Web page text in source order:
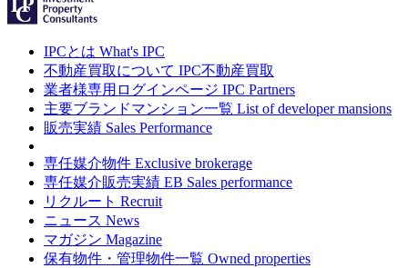
IPCとは What's IPC
不動産買取について IPC不動産買取
業者様専用ログインページ IPC Partners
主要ブランドマンション一覧 List of developer mansions
販売実績 Sales Performance
専任媒介物件 Exclusive brokerage
専任媒介販売実績 EB Sales performance
リクルート Recruit
ニュース News
マガジン Magazine
保有物件・管理物件一覧 Owned properties